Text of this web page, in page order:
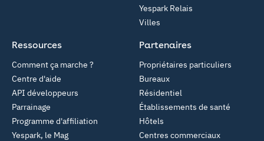
Yespark Relais
Villes
Partenaires
Propriétaires particuliers
Bureaux
Résidentiel
Établissements de santé
Hôtels
Centres commerciaux
Ressources
Comment ça marche ?
Centre d'aide
API développeurs
Parrainage
Programme d'affiliation
Yespark, le Mag